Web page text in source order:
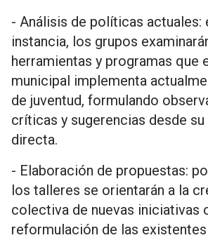
- Análisis de políticas actuales:
instancia, los grupos
herramientas y programas que
municipal implementa
de juventud, formulando
críticas y sugerencias desde
directa.
- Elaboración de propuestas:
los talleres se orientarán a la
colectiva de nuevas iniciativas
reformulación de las existentes